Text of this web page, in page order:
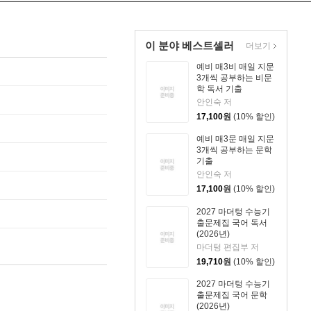
이 분야 베스트셀러
예비 매3비 매일 지문
3개씩 공부하는 비문
학 독서 기출
안인숙 저
17,100원 (10% 할인)
예비 매3문 매일 지문
3개씩 공부하는 문학
기출
안인숙 저
17,100원 (10% 할인)
2027 마더텅 수능기
출문제집 국어 독서
(2026년)
마더텅 편집부 저
19,710원 (10% 할인)
2027 마더텅 수능기
출문제집 국어 문학
(2026년)
더보기